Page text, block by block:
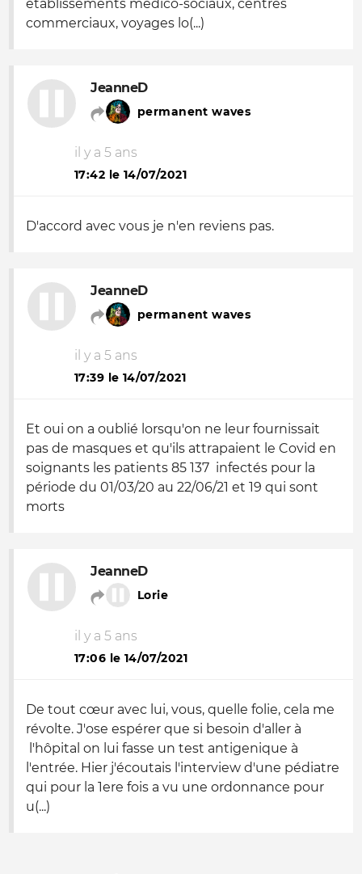
établissements médico-sociaux, centres
commerciaux, voyages lo(...)
JeanneD
permanent waves
il y a 5 ans
17:42 le 14/07/2021
D'accord avec vous je n'en reviens pas.
JeanneD
permanent waves
il y a 5 ans
17:39 le 14/07/2021
Et oui on a oublié lorsqu'on ne leur fournissait
pas de masques et qu'ils attrapaient le Covid en
soignants les patients 85 137 infectés pour la
période du 01/03/20 au 22/06/21 et 19 qui sont
morts
JeanneD
Lorie
il y a 5 ans
17:06 le 14/07/2021
De tout cœur avec lui, vous, quelle folie, cela me
révolte. J'ose espérer que si besoin d'aller à
l'hôpital on lui fasse un test antigenique à
l'entrée. Hier j'écoutais l'interview d'une pédiatre
qui pour la 1ere fois a vu une ordonnance pour
u(...)